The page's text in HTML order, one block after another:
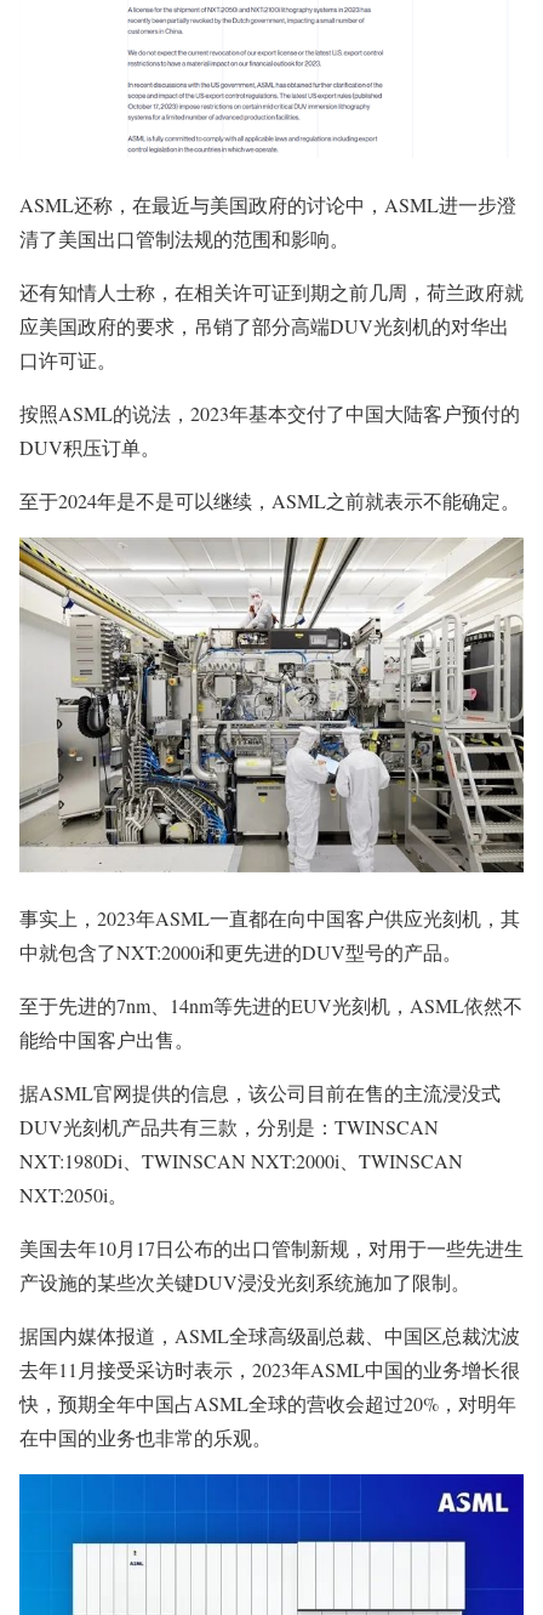
ASML还称，在最近与美国政府的讨论中，ASML进一步澄
清了美国出口管制法规的范围和影响。
还有知情人士称，在相关许可证到期之前几周，荷兰政府就
应美国政府的要求，吊销了部分高端DUV光刻机的对华出
口许可证。
按照ASML的说法，2023年基本交付了中国大陆客户预付的
DUV积压订单。
至于2024年是不是可以继续，ASML之前就表示不能确定。
事实上，2023年ASML一直都在向中国客户供应光刻机，其
中就包含了NXT:2000i和更先进的DUV型号的产品。
至于先进的7nm、14nm等先进的EUV光刻机，ASML依然不
能给中国客户出售。
据ASML官网提供的信息，该公司目前在售的主流浸没式
DUV光刻机产品共有三款，分别是：TWINSCAN
NXT:1980Di、TWINSCAN NXT:2000i、TWINSCAN
NXT:2050i。
美国去年10月17日公布的出口管制新规，对用于一些先进生
产设施的某些次关键DUV浸没光刻系统施加了限制。
据国内媒体报道，ASML全球高级副总裁、中国区总裁沈波
去年11月接受采访时表示，2023年ASML中国的业务增长很
快，预期全年中国占ASML全球的营收会超过20%，对明年
在中国的业务也非常的乐观。